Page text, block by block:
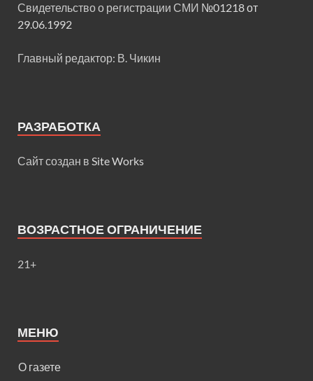
Свидетельство о регистрации СМИ №01218 от
29.06.1992
Главный редактор: В. Чикин
РАЗРАБОТКА
Сайт создан в Site Works
ВОЗРАСТНОЕ ОГРАНИЧЕНИЕ
21+
МЕНЮ
О газете